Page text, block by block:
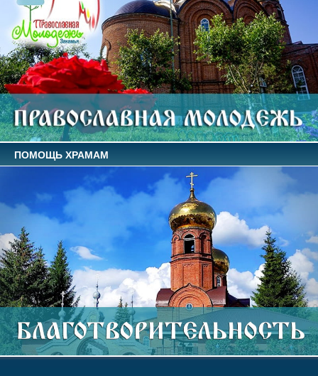
ПОМОЩЬ ХРАМАМ